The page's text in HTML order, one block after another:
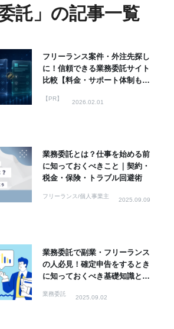
委託」の記事一覧
フリーランス案件・外注先探し
に！信頼できる業務委託サイト
比較【料金・サポート体制も解
【PR】
2026.02.01
業務委託とは？仕事を始める前
に知っておくべきこと｜契約・
税金・保険・トラブル回避術
フリーランス/個人事業主
2025.09.09
業務委託で副業・フリーランス
の人必見！確定申告をするとき
に知っておくべき基礎知識と注
業務委託
2025.09.02